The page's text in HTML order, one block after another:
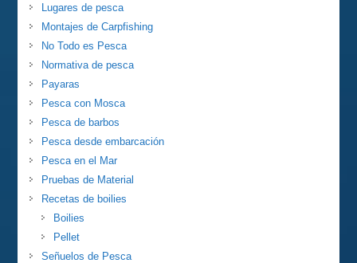
Lugares de pesca
Montajes de Carpfishing
No Todo es Pesca
Normativa de pesca
Payaras
Pesca con Mosca
Pesca de barbos
Pesca desde embarcación
Pesca en el Mar
Pruebas de Material
Recetas de boilies
Boilies
Pellet
Señuelos de Pesca